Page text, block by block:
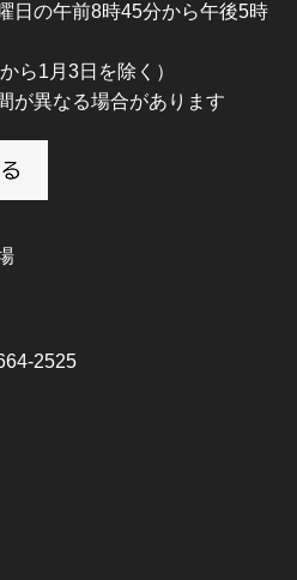
日の午前8時45分から午後5時
ら1月3日を除く）
が異なる場合があります
2525